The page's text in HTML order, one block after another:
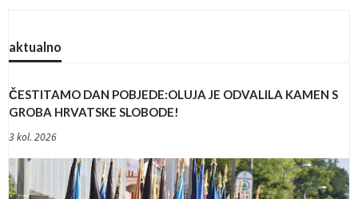
aktualno
ČESTITAMO DAN POBJEDE:OLUJA JE ODVALILA KAMEN S
GROBA HRVATSKE SLOBODE!
3 kol. 2026